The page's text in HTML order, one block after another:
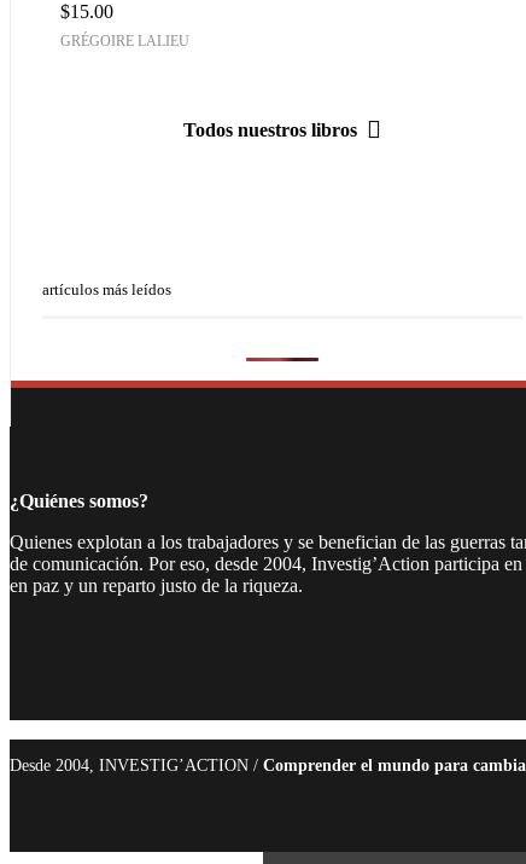
$15.00
GRÉGOIRE LALIEU
Todos nuestros libros
artículos más leídos
¿Quiénes somos?
Quienes explotan a los trabajadores y se benefician de las guerras
de comunicación. Por eso, desde 2004, Investig’Action participa
en paz y un reparto justo de la riqueza.
Desde 2004, INVESTIG’ACTION / Comprender el mundo para